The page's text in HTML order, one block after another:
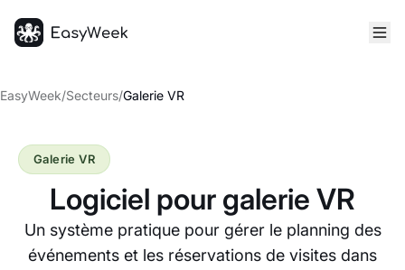
EasyWeek/Secteurs/Galerie VR
Logiciel pour galerie VR
Un système pratique pour gérer le planning des
événements et les réservations de visites dans
Galerie VR